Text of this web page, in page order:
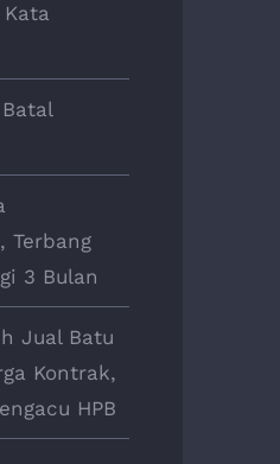
Terbang
3 Bulan
Jual Batu
Kontrak,
HPB